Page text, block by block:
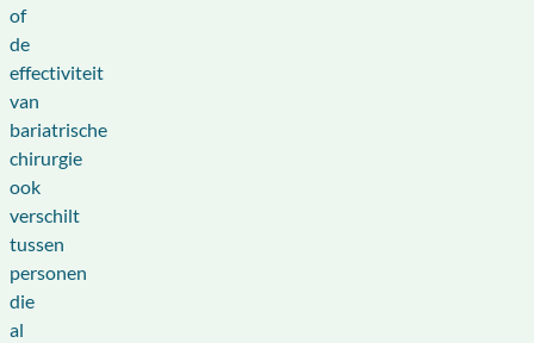
of
de
effectiviteit
van
bariatrische
chirurgie
ook
verschilt
tussen
personen
die
al